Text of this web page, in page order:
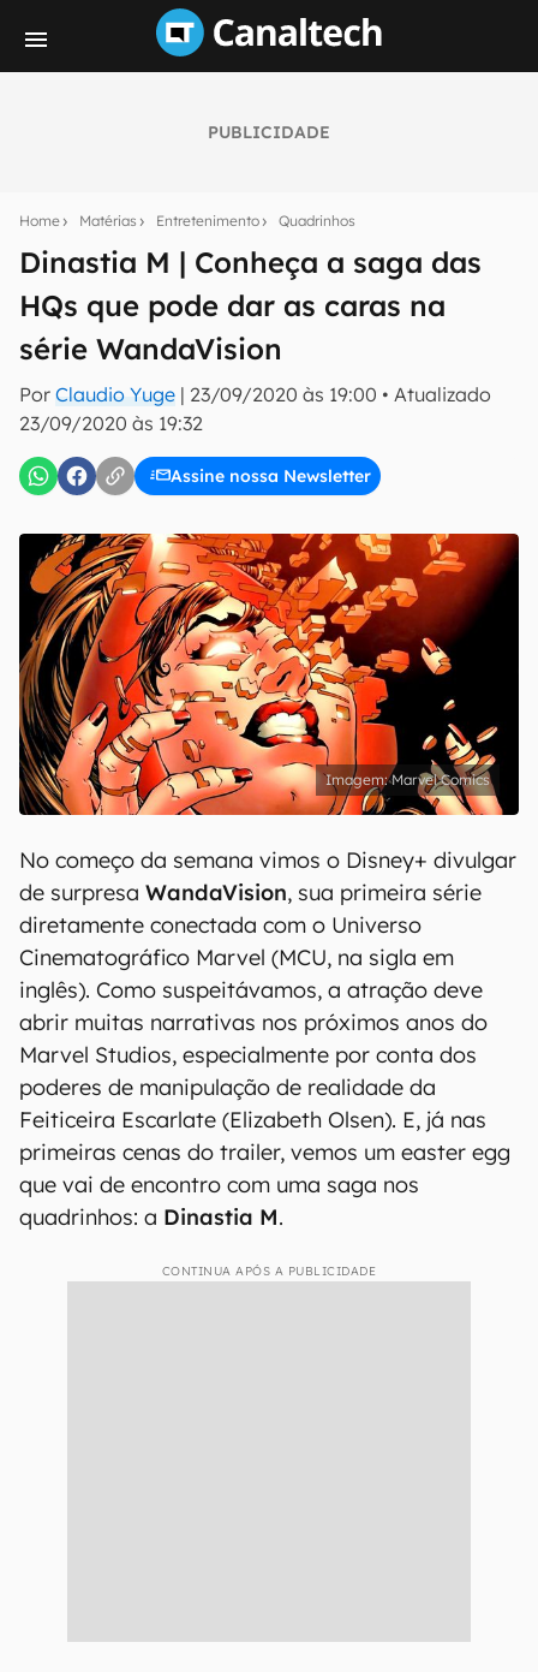
PUBLICIDADE
Home Matérias Entretenimento Quadrinhos
Dinastia M | Conheça a saga das
HQs que pode dar as caras na
série WandaVision
Por Claudio Yuge | 23/09/2020 às 19:00 • Atualizado
23/09/2020 às 19:32
Assine nossa Newsletter
notícias e reviews sobre tecnologia em primeira
E-mail
inscreva-se
Confirmo que li, aceito e concordo com os Termos de
Uso e Política de Privacidade do Canaltech.
Marvel Comics
No começo da semana vimos o Disney+ divulgar
de surpresa WandaVision, sua primeira série
diretamente conectada com o Universo
Cinematográfico Marvel (MCU, na sigla em
inglês). Como suspeitávamos, a atração deve
abrir muitas narrativas nos próximos anos do
Marvel Studios, especialmente por conta dos
poderes de manipulação de realidade da
Feiticeira Escarlate (Elizabeth Olsen). E, já nas
primeiras cenas do trailer, vemos um easter egg
que vai de encontro com uma saga nos
quadrinhos: a Dinastia M.
CONTINUA APÓS A PUBLICIDADE